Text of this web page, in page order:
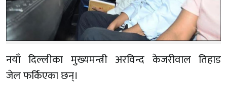
नयाँ दिल्लीका मुख्यमन्त्री अरविन्द केजरीवाल तिहाड
जेल फर्किएका छन्।